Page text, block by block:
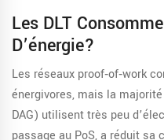
Les DLT
D’énergie?
Les réseaux proof‑of‑work
énergivores, mais la majorité
DAG) utilisent très peu
passage au PoS, a réduit sa